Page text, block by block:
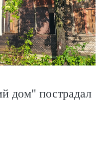
дом" пострадал